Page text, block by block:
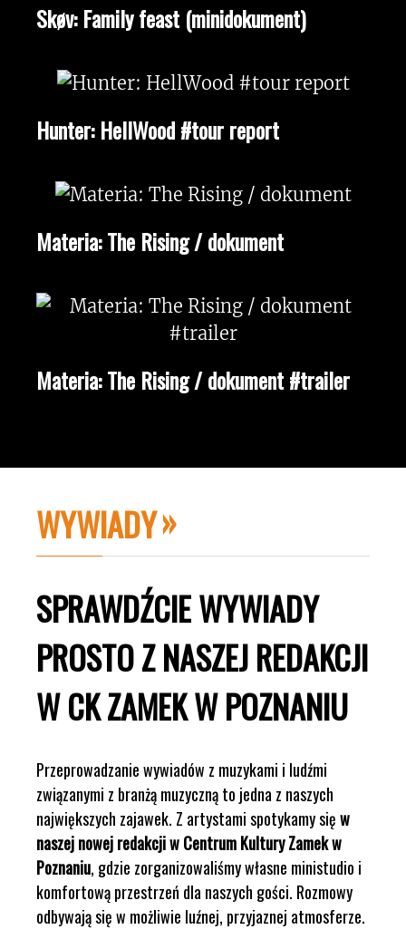
Skøv: Family feast (minidokument)
Hunter: HellWood #tour report
Materia: The Rising / dokument
Materia: The Rising / dokument #trailer
WYWIADY
SPRAWDŹCIE WYWIADY
PROSTO Z NASZEJ REDAKCJI
W CK ZAMEK W POZNANIU
Przeprowadzanie wywiadów z muzykami i ludźmi
związanymi z branżą muzyczną to jedna z naszych
największych zajawek. Z artystami spotykamy sięw
naszej nowej redakcji w Centrum Kultury Zamek w
Poznaniu, gdzie zorganizowaliśmy własne ministudio i
komfortową przestrzeń dla naszych gości. Rozmowy
odbywają się w możliwie luźnej, przyjaznej atmosferze.